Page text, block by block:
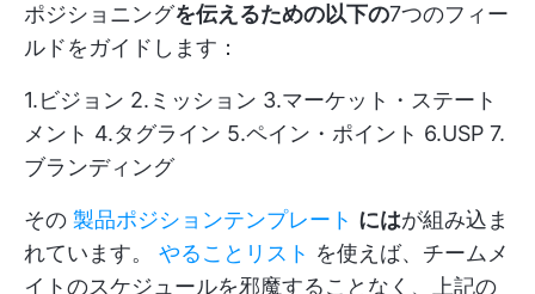
ポジショニングを伝えるための以下の7つのフィー
ルドをガイドします：
1.ビジョン 2.ミッション 3.マーケット・ステート
メント 4.タグライン 5.ペイン・ポイント 6.USP 7.
ブランディング
その 製品ポジションテンプレート にはが組み込ま
れています。 やることリスト を使えば、チームメ
イトのスケジュールを邪魔することなく、上記の